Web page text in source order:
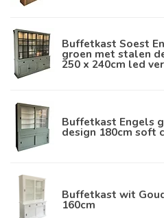
Buffetkast Soest
groen met stalen
250 x 240cm led
Buffetkast Engels
design 180cm soft
Buffetkast wit
160cm